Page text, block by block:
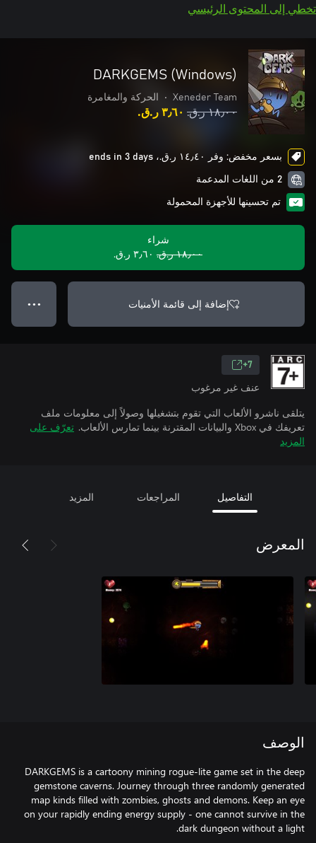
تخطي إلى المحتوى الرئيسي
DARKGEMS (Windows)
Xeneder Team
• الحركة والمغامرة
١٨٫٠٠ ر.ق.‏ ٣٫٦٠ ر.ق.‏
بسعر مخفض: وفر ١٤٫٤٠ ر.ق.‏، ends in 3 days
2 من اللغات المدعمة
تم تحسينها للأجهزة المحمولة
شراء
١٨٫٠٠ ر.ق.‏
٣٫٦٠ ر.ق.‏
إضافة إلى قائمة الأمنيات ● ● ●
7+
عنف غير مرغوب
يتلقى ناشرو الألعاب التي تقوم بتشغيلها وصولاً إلى معلومات ملف
تعريفك في Xbox والبيانات المقترنة بينما تمارس الألعاب.
تعرّف على
المزيد
التفاصيل المراجعات المزيد
المعرض
الوصف
DARKGEMS is a cartoony mining rogue-lite game set in the deep
gemstone caverns. Journey through three randomly generated
map kinds filled with zombies, ghosts and demons. Keep an eye
on your rapidly ending energy supply - one cannot survive in the
dark dungeon without a light.